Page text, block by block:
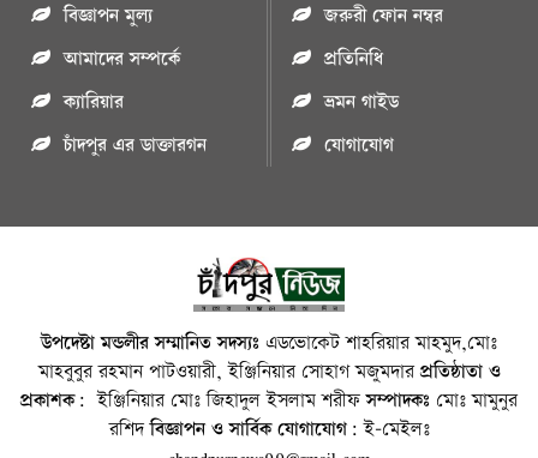
বিজ্ঞাপন মুল্য
আমাদের সম্পর্কে
ক্যারিয়ার
চাঁদপুর এর ডাক্তারগন
জরুরী ফোন নম্বর
প্রতিনিধি
ভ্রমন গাইড
যোগাযোগ
উপদেষ্টা মন্ডলীর সম্মানিত সদস্যঃ এডভোকেট শাহরিয়ার মাহমুদ,মোঃ
মাহবুবুর রহমান পাটওয়ারী, ইঞ্জিনিয়ার সোহাগ মজুমদারপ্রতিষ্ঠাতা ও
প্রকাশক: ইঞ্জিনিয়ার মোঃ জিহাদুল ইসলাম শরীফসম্পাদকঃ মোঃ মামুনুর
রশিদবিজ্ঞাপন ও সার্বিক যোগাযোগ: ই-মেইলঃ